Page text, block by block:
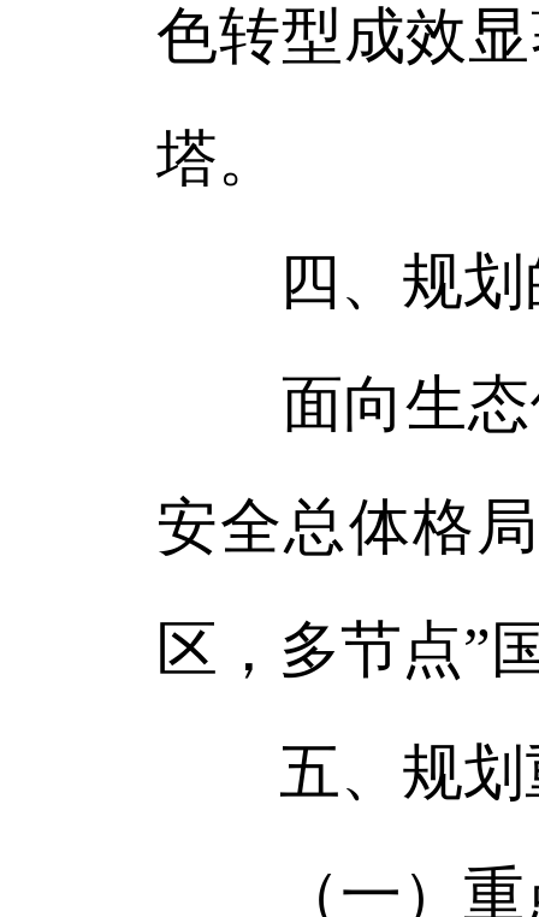
色转型成效
塔。
四、规
面向生态
安全总体格
区，多节点”
五、规
（一）重